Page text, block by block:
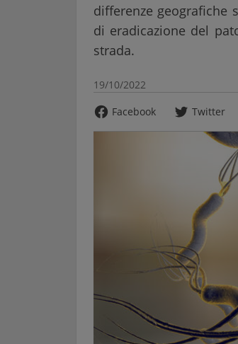
differenze geografiche
di eradicazione del
strada.
19/10/2022
Facebook
Twitter